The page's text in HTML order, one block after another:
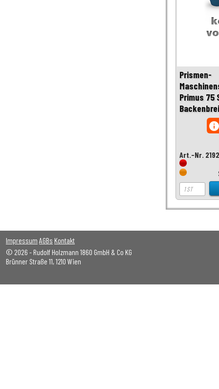
Prismen-
Primus 75
Art.-Nr.
Impressum AGBs Kontakt
© 2026 - Rudolf Holzmann 1860 GmbH & Co KG
Brünner Straße 11, 1210 Wien